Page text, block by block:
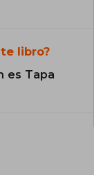
libro?
es Tapa